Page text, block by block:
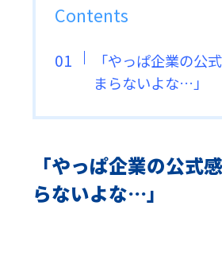
Contents
「やっぱ企業の公
まらないよな…」
「やっぱ企業の公式
らないよな…」